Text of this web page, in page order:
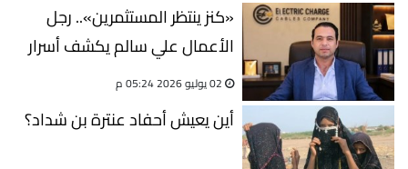
«كنز ينتظر المستثمرين».. رجل
الأعمال علي سالم يكشف أسرار
الاستثمار في إفريقيا
02 يوليو 2026 05:24 م
أين يعيش أحفاد عنترة بن شداد؟